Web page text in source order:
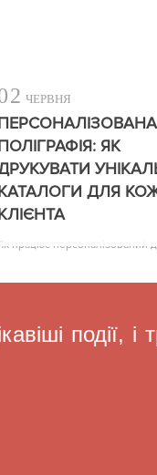
ЧЕРВНЯ
ЯК
ДЛЯ
працює персоналізований
події, і